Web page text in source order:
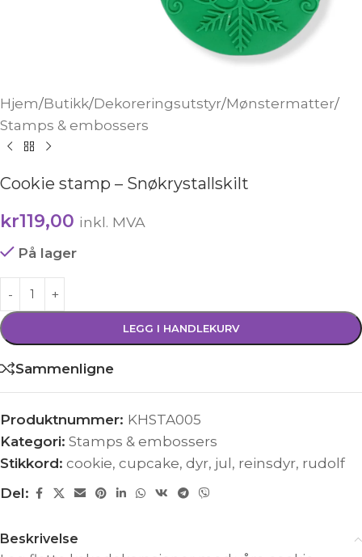
Hjem/Butikk/Dekoreringsutstyr/Mønstermatter/
Stamps & embossers
Cookie stamp – Snøkrystallskilt
kr119,00 inkl. MVA
På lager
LEGG I HANDLEKURV
Sammenligne
Produktnummer: KHSTA005
Kategori: Stamps & embossers
Stikkord: cookie, cupcake, dyr, jul , reinsdyr, rudolf
Del:
Beskrivelse